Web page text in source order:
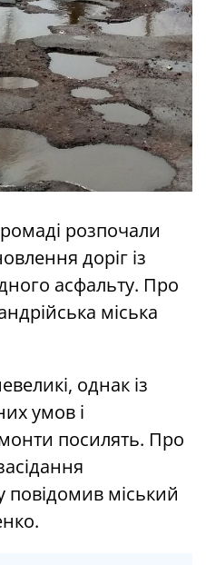
розпочали
доріг із
асфальту. Про
міська
однак із
умов і
посилять. Про
повідомив міський